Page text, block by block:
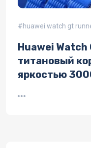
huawei watch gt
Huawei Watch
титановый
яркостью